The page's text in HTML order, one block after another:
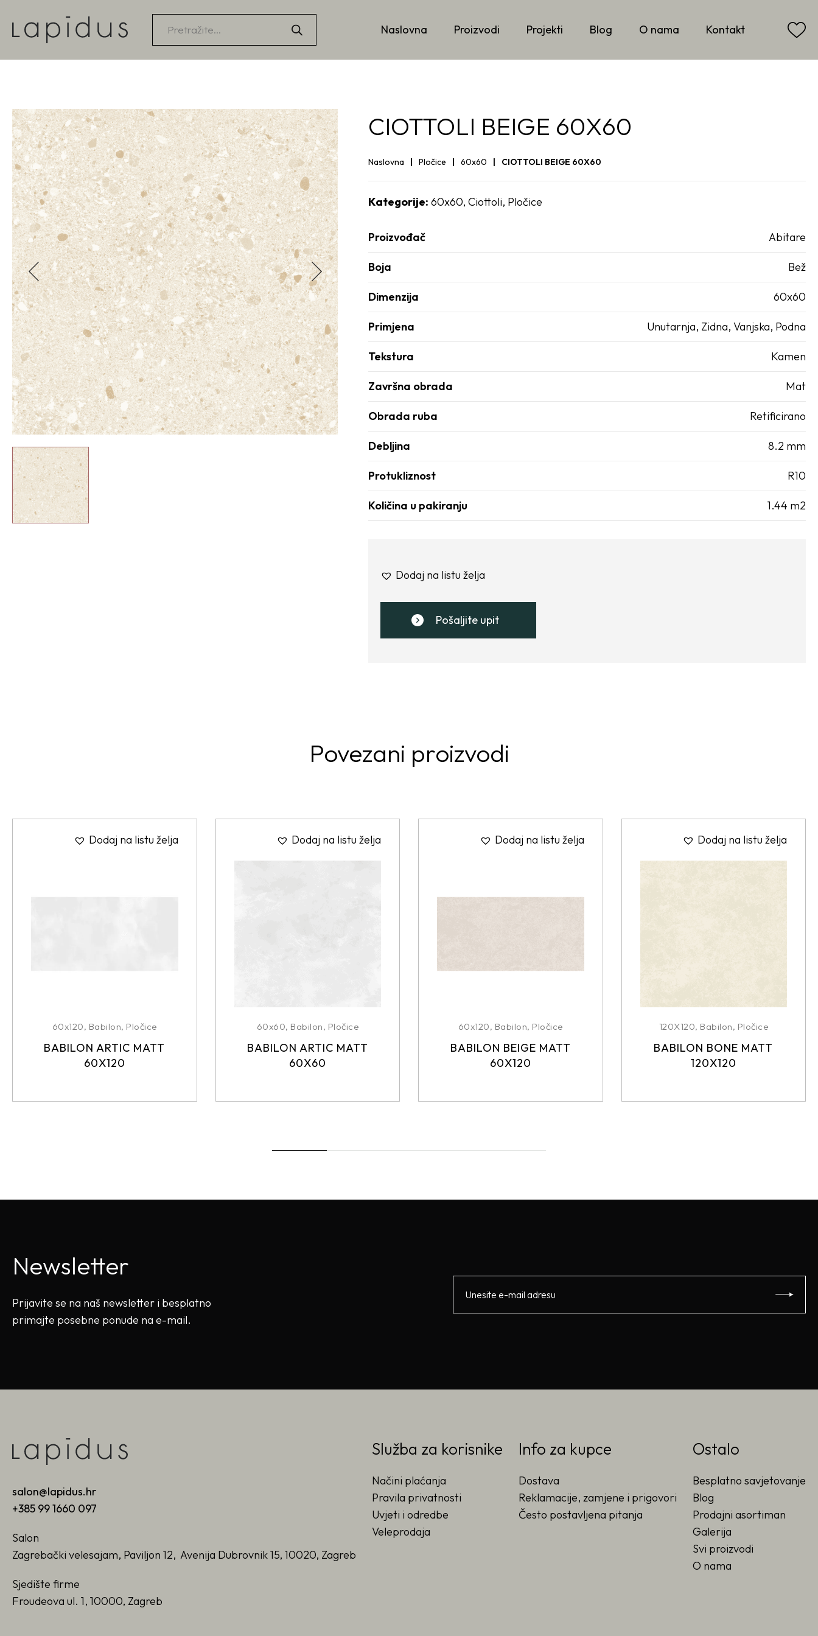
Products
search
Naslovna Proizvodi Projekti Blog O nama Kontakt
CIOTTOLI BEIGE 60X60
Naslovna Pločice 60x60 CIOTTOLI BEIGE 60X60
Kategorije: 60x60, Ciottoli, Pločice
Proizvođač Abitare
Boja Bež
Dimenzija 60x60
Primjena Unutarnja, Zidna, Vanjska, Podna
Tekstura Kamen
Završna obrada Mat
Obrada ruba Retificirano
Debljina 8.2 mm
Protukliznost R10
Količina u pakiranju 1.44 m2
Dodaj na listu želja
Pošaljite upit
Povezani proizvodi
Dodaj na listu želja
60x120, Babilon, Pločice
BABILON ARTIC MATT
60X120
Dodaj na listu želja
60x60, Babilon, Pločice
BABILON ARTIC MATT
60X60
Dodaj na listu želja
60x120, Babilon, Pločice
BABILON BEIGE MATT
60X120
Dodaj na listu želja
120X120, Babilon, Pločice
BABILON BONE MATT
120X120
Newsletter
Prijavite se na naš newsletter i besplatno
primajte posebne ponude na e-mail.
salon@lapidus.hr
+385 99 1660 097
Salon
Zagrebački velesajam, Paviljon 12, Avenija Dubrovnik 15, 10020, Zagreb
Sjedište firme
Froudeova ul. 1, 10000, Zagreb
Služba za korisnike
Načini plaćanja
Pravila privatnosti
Uvjeti i odredbe
Veleprodaja
Info za kupce
Dostava
Reklamacije, zamjene i prigovori
Često postavljena pitanja
Ostalo
Besplatno savjetovanje
Blog
Prodajni asortiman
Galerija
Svi proizvodi
O nama